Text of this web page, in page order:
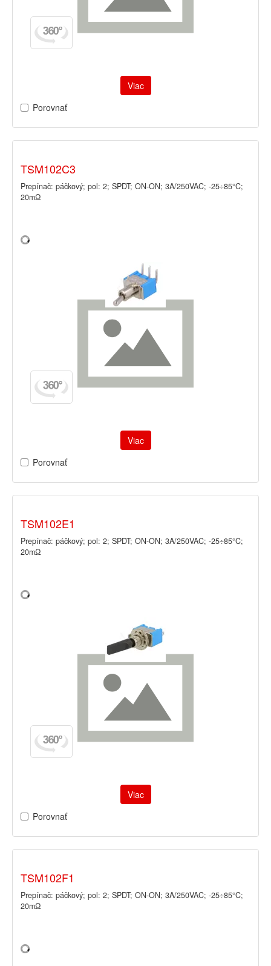
Viac
Porovnať
TSM102C3
Prepínač: páčkový; pol: 2; SPDT; ON-ON; 3A/250VAC; -25÷85°C;
20mΩ
Viac
Porovnať
TSM102E1
Prepínač: páčkový; pol: 2; SPDT; ON-ON; 3A/250VAC; -25÷85°C;
20mΩ
Viac
Porovnať
TSM102F1
Prepínač: páčkový; pol: 2; SPDT; ON-ON; 3A/250VAC; -25÷85°C;
20mΩ